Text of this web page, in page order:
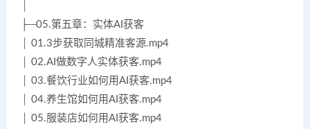
├─05.第五章：实体AI获客
│ 01.3步获取同城精准客源.mp4
│ 02.AI做数字人实体获客.mp4
│ 03.餐饮行业如何用AI获客.mp4
│ 04.养生馆如何用AI获客.mp4
│ 05.服装店如何用AI获客.mp4